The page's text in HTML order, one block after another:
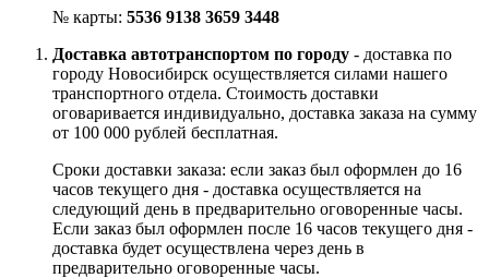
№ карты: 5536 9138 3659 3448
Доставка автотранспортом по городу - доставка по
городу Новосибирск осуществляется силами нашего
транспортного отдела. Стоимость доставки
оговаривается индивидуально, доставка заказа на сумму
от 100 000 рублей бесплатная.
Сроки доставки заказа: если заказ был оформлен до 16
часов текущего дня - доставка осуществляется на
следующий день в предварительно оговоренные часы.
Если заказ был оформлен после 16 часов текущего дня -
доставка будет осуществлена через день в
предварительно оговоренные часы.